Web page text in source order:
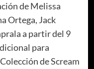
de Melissa
Ortega, Jack
a partir del 9
para
de Scream